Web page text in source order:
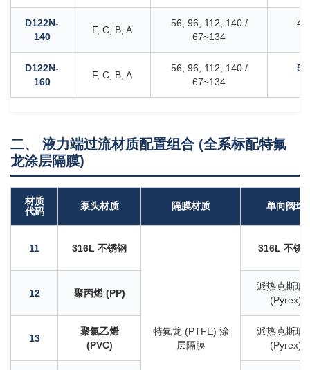
D122N-
140
F, C, B, A
56, 96, 112, 140 /
67~134
D122N-
160
F, C, B, A
56, 96, 112, 140 /
67~134
二、 液力端过流材质配置组合 (全系标配特氟
龙涂层隔膜)
材质
代码
泵头材质 隔膜材质 单向阀球
11 316L 不锈钢
特氟龙 (PTFE) 涂
层隔膜
316L 不锈
12 聚丙烯 (PP)
派热克斯玻
(Pyrex)
13
聚氯乙烯
(PVC)
派热克斯玻
(Pyrex)